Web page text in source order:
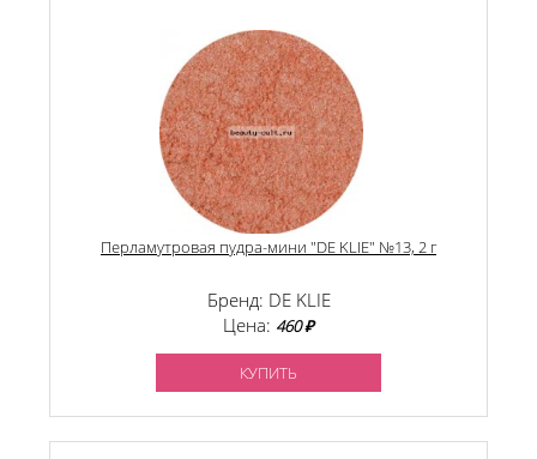
Перламутровая пудра-мини "DE KLIE" №13, 2 г
Бренд: DE KLIE
Цена: 460 ₽
КУПИТЬ